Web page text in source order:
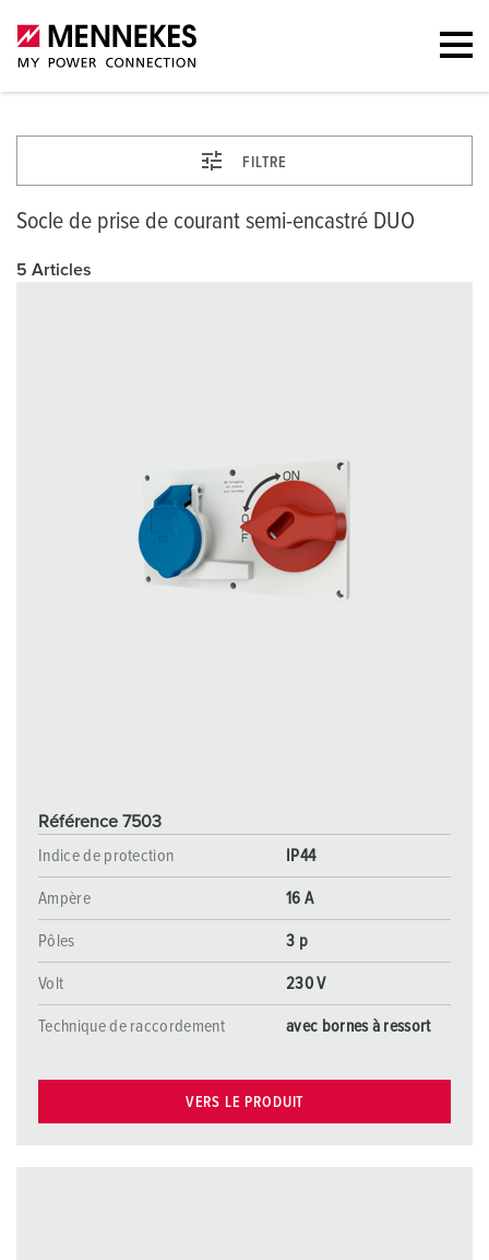
FILTRE
Socle de prise de courant semi-encastré DUO
5 Articles
Référence 7503
Indice de protection
IP44
Ampère 16 A
Pôles 3 p
Volt 230 V
Technique de raccordement avec bornes à ressort
VERS LE PRODUIT